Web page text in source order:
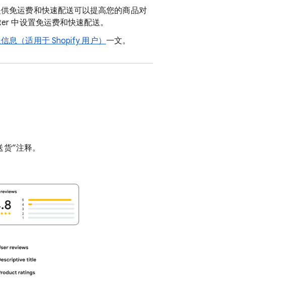
免运费和快速配送可以提高您的商品对
中设置免运费和快速配送。
息（适用于 Shopify 用户） 一文。
”注释。